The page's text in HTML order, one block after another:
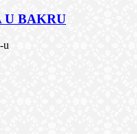
U BAKRU
u